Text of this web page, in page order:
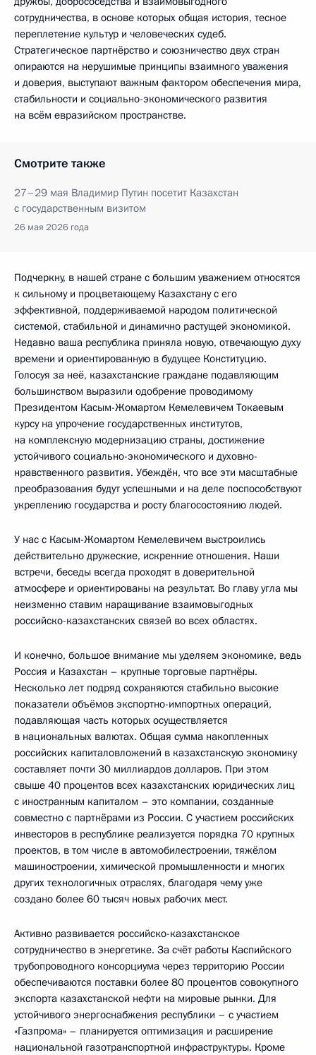
сотрудничества, в основе которых общая история, тесное
переплетение культур и человеческих судеб.
Стратегическое партнёрство и союзничество двух стран
опираются на нерушимые принципы взаимного уважения
и доверия, выступают важным фактором обеспечения мира,
стабильности и социально-экономического развития
на всём евразийском пространстве.
Смотрите также
27–29 мая Владимир Путин посетит Казахстан
с государственным визитом
26 мая 2026 года
Подчеркну, в нашей стране с большим уважением относятся
к сильному и процветающему Казахстану с его
эффективной, поддерживаемой народом политической
системой, стабильной и динамично растущей экономикой.
Недавно ваша республика приняла новую, отвечающую духу
времени и ориентированную в будущее Конституцию.
Голосуя за неё, казахстанские граждане подавляющим
большинством выразили одобрение проводимому
Президентом Касым-Жомартом Кемелевичем Токаевым
курсу на упрочение государственных институтов,
на комплексную модернизацию страны, достижение
устойчивого социально-экономического и духовно-
нравственного развития. Убеждён, что все эти масштабные
преобразования будут успешными и на деле поспособствуют
укреплению государства и росту благосостоянию людей.
У нас с Касым-Жомартом Кемелевичем выстроились
действительно дружеские, искренние отношения. Наши
встречи, беседы всегда проходят в доверительной
атмосфере и ориентированы на результат. Во главу угла мы
неизменно ставим наращивание взаимовыгодных
российско-казахстанских связей во всех областях.
И конечно, большое внимание мы уделяем экономике, ведь
Россия и Казахстан – крупные торговые партнёры.
Несколько лет подряд сохраняются стабильно высокие
показатели объёмов экспортно-импортных операций,
подавляющая часть которых осуществляется
в национальных валютах. Общая сумма накопленных
российских капиталовложений в казахстанскую экономику
составляет почти 30 миллиардов долларов. При этом
свыше 40 процентов всех казахстанских юридических лиц
с иностранным капиталом – это компании, созданные
совместно с партнёрами из России. С участием российских
инвесторов в республике реализуется порядка 70 крупных
проектов, в том числе в автомобилестроении, тяжёлом
машиностроении, химической промышленности и многих
других технологичных отраслях, благодаря чему уже
создано более 60 тысяч новых рабочих мест.
Активно развивается российско-казахстанское
сотрудничество в энергетике. За счёт работы Каспийского
трубопроводного консорциума через территорию России
обеспечиваются поставки более 80 процентов совокупного
экспорта казахстанской нефти на мировые рынки. Для
устойчивого энергоснабжения республики – с участием
«Газпрома» – планируется оптимизация и расширение
национальной газотранспортной инфраструктуры. Кроме